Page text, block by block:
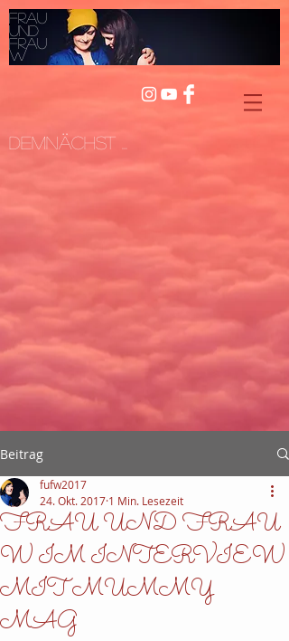
Frau
und
Frau
W
Demnächst ...
Beitrag
FRAU UND FRAU
W IM INTERVIEW
MIT MUMMY
MAG
fufw2017
24. Okt. 2017 1 Min. Lesezeit